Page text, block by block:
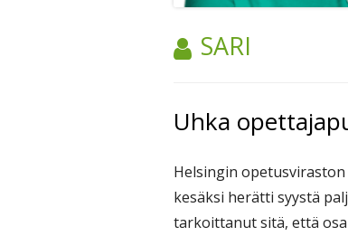
TEKIJÄ:
SARI
Uhka
Helsingin
kesäksi herätti syystä
tarkoittanut sitä, että